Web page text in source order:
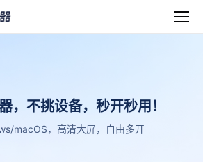
，不挑设备，秒开秒用！
macOS，高清大屏，自由多开